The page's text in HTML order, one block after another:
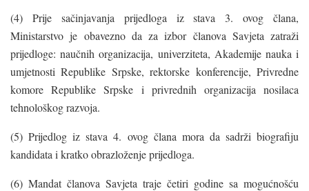
(4) Prije sačinjavanja prijedloga iz stava 3. ovog člana,
Ministarstvo je obavezno da za izbor članova Savjeta zatraži
prijedloge: naučnih organizacija, univerziteta, Akademije nauka i
umjetnosti Republike Srpske, rektorske konferencije, Privredne
komore Republike Srpske i privrednih organizacija nosilaca
tehnološkog razvoja.
(5) Prijedlog iz stava 4. ovog člana mora da sadrži biografiju
kandidata i kratko obrazloženje prijedloga.
(6) Mandat članova Savjeta traje četiri godine sa mogućnošću